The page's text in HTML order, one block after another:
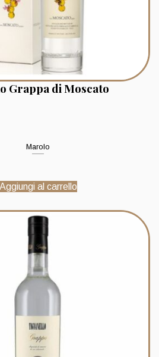
Grappa di Moscato
Marolo
Aggiungi al carrello